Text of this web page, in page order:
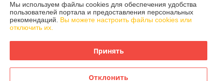
Контакты
Доставка и оплата
Мы используем файлы cookies для обеспечения удобства
пользователей портала и предоставления персональных
рекомендаций. Вы можете настроить файлы cookies или
отключить их.
Принять
Отклонить